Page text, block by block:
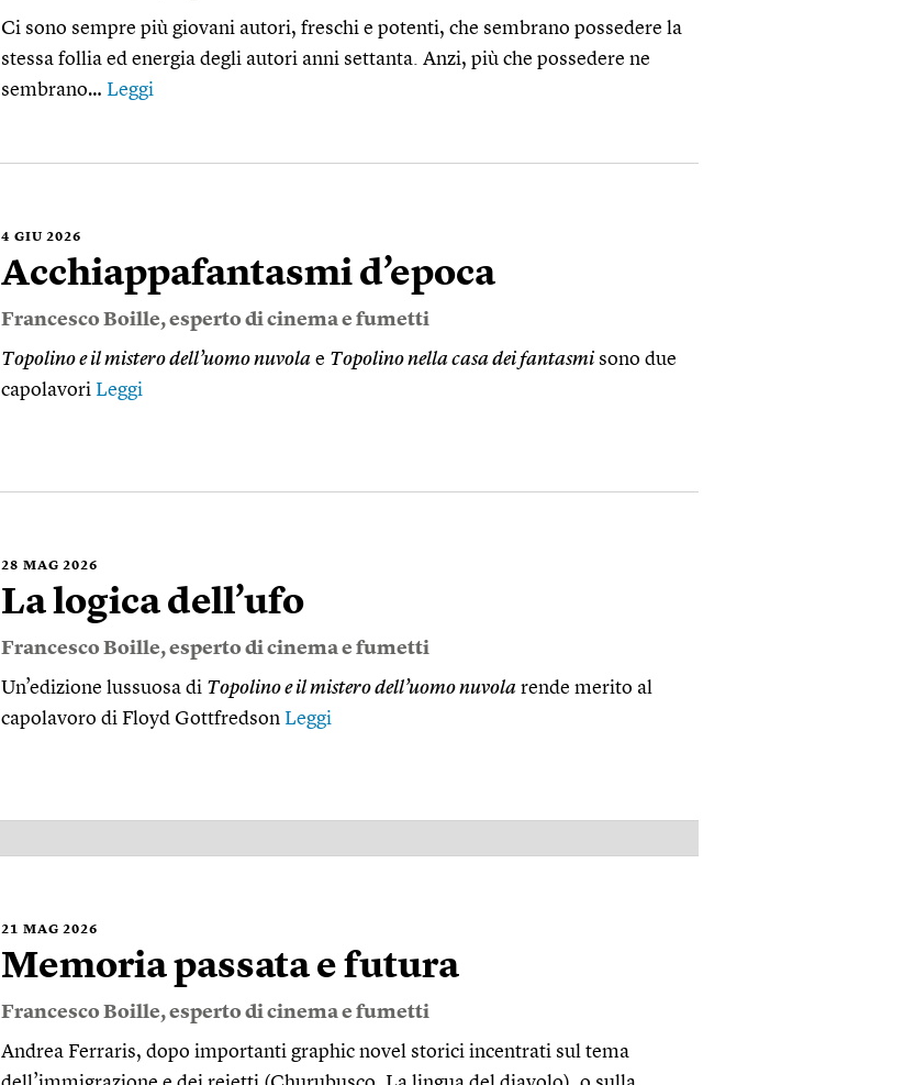
Ci sono sempre più giovani autori, freschi e potenti, che sembrano possedere la
stessa follia ed energia degli autori anni settanta. Anzi, più che possedere ne
sembrano… Leggi
4 GIU 2026
Acchiappafantasmi d’epoca
Francesco Boille, esperto di cinema e fumetti
Topolino e il mistero dell’uomo nuvola e Topolino nella casa dei fantasmi sono due
capolavori Leggi
28 MAG 2026
La logica dell’ufo
Francesco Boille, esperto di cinema e fumetti
Un’edizione lussuosa di Topolino e il mistero dell’uomo nuvola rende merito al
capolavoro di Floyd Gott­fredson Leggi
21 MAG 2026
Memoria passata e futura
Francesco Boille, esperto di cinema e fumetti
Andrea Ferraris, dopo importanti graphic novel storici incentrati sul tema